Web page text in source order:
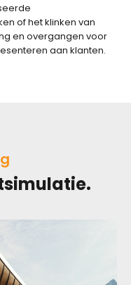
of het klinken van
en overgangen voor
aan klanten.